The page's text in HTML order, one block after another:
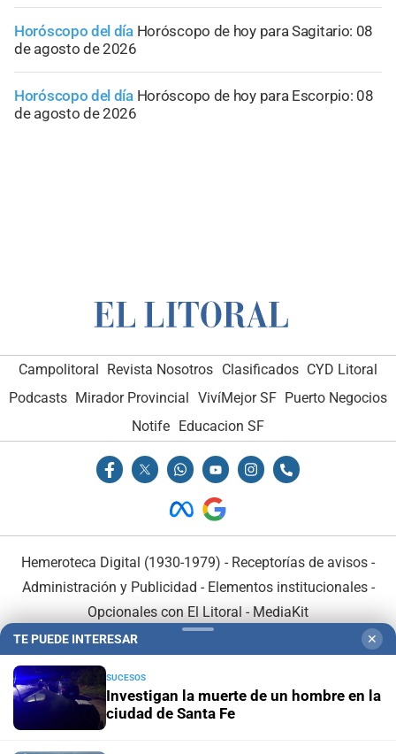
Horóscopo del día Horóscopo de hoy para Sagitario: 08
de agosto de 2026
Horóscopo del día Horóscopo de hoy para Escorpio: 08
de agosto de 2026
Campolitoral Revista Nosotros Clasificados CYD Litoral
Podcasts Mirador Provincial VivíMejor SF Puerto Negocios
Notife
Educacion SF
Hemeroteca Digital (1930-1979) - Receptorías de avisos -
Administración y Publicidad - Elementos institucionales-
Opcionales con El Litoral - MediaKit
Campolitoral Revista Nosotros Clasificados CYD Litoral
Podcasts Mirador Provincial VivíMejor SF Puerto Negocios
Notife
Educacion SF
Hemeroteca Digital (1930-1979) - Receptorías de avisos -
Administración y Publicidad - Elementos institucionales-
Opcionales con El Litoral - MediaKit
TE PUEDE INTERESAR ✕
SUCESOS
Investigan la muerte de un hombre en la
ciudad de Santa Fe